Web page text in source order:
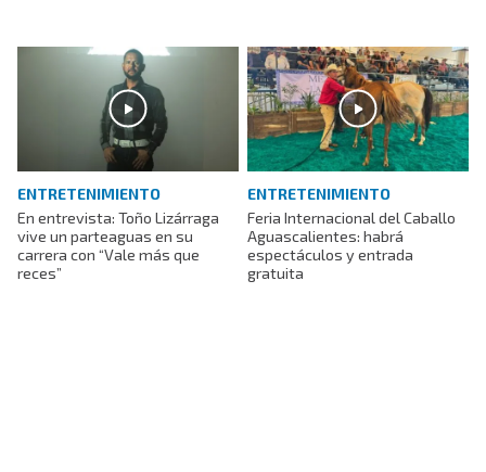
ENTRETENIMIENTO
En entrevista: Toño Lizárraga
vive un parteaguas en su
carrera con “Vale más que
reces”
ENTRETENIMIENTO
Feria Internacional del Caballo
Aguascalientes: habrá
espectáculos y entrada
gratuita